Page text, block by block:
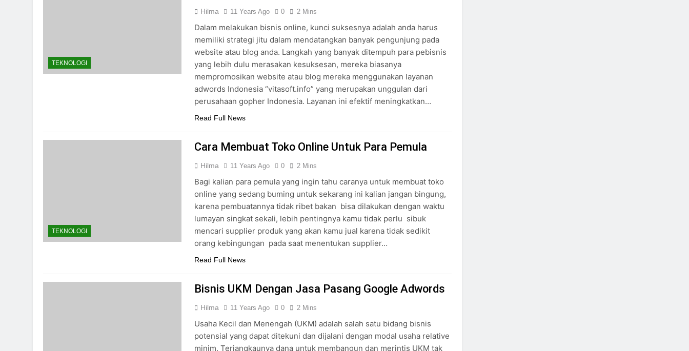
TEKNOLOGI
Hilma 11 Years Ago 0 2 Mins
Dalam melakukan bisnis online, kunci suksesnya adalah anda harus
memiliki strategi jitu dalam mendatangkan banyak pengunjung pada
website atau blog anda. Langkah yang banyak ditempuh para pebisnis
yang lebih dulu merasakan kesuksesan, mereka biasanya
mempromosikan website atau blog mereka menggunakan layanan
adwords Indonesia “vitasoft.info” yang merupakan unggulan dari
perusahaan gopher Indonesia. Layanan ini efektif meningkatkan…
Read Full News
TEKNOLOGI
Cara Membuat Toko Online Untuk Para Pemula
Hilma 11 Years Ago 0 2 Mins
Bagi kalian para pemula yang ingin tahu caranya untuk membuat toko
online yang sedang buming untuk sekarang ini kalian jangan bingung,
karena pembuatannya tidak ribet bakan bisa dilakukan dengan waktu
lumayan singkat sekali, lebih pentingnya kamu tidak perlu sibuk
mencari supplier produk yang akan kamu jual karena tidak sedikit
orang kebingungan pada saat menentukan supplier…
Read Full News
Bisnis UKM Dengan Jasa Pasang Google Adwords
Hilma 11 Years Ago 0 2 Mins
Usaha Kecil dan Menengah (UKM) adalah salah satu bidang bisnis
potensial yang dapat ditekuni dan dijalani dengan modal usaha relative
minim. Terjangkaunya dana untuk membangun dan merintis UKM tak